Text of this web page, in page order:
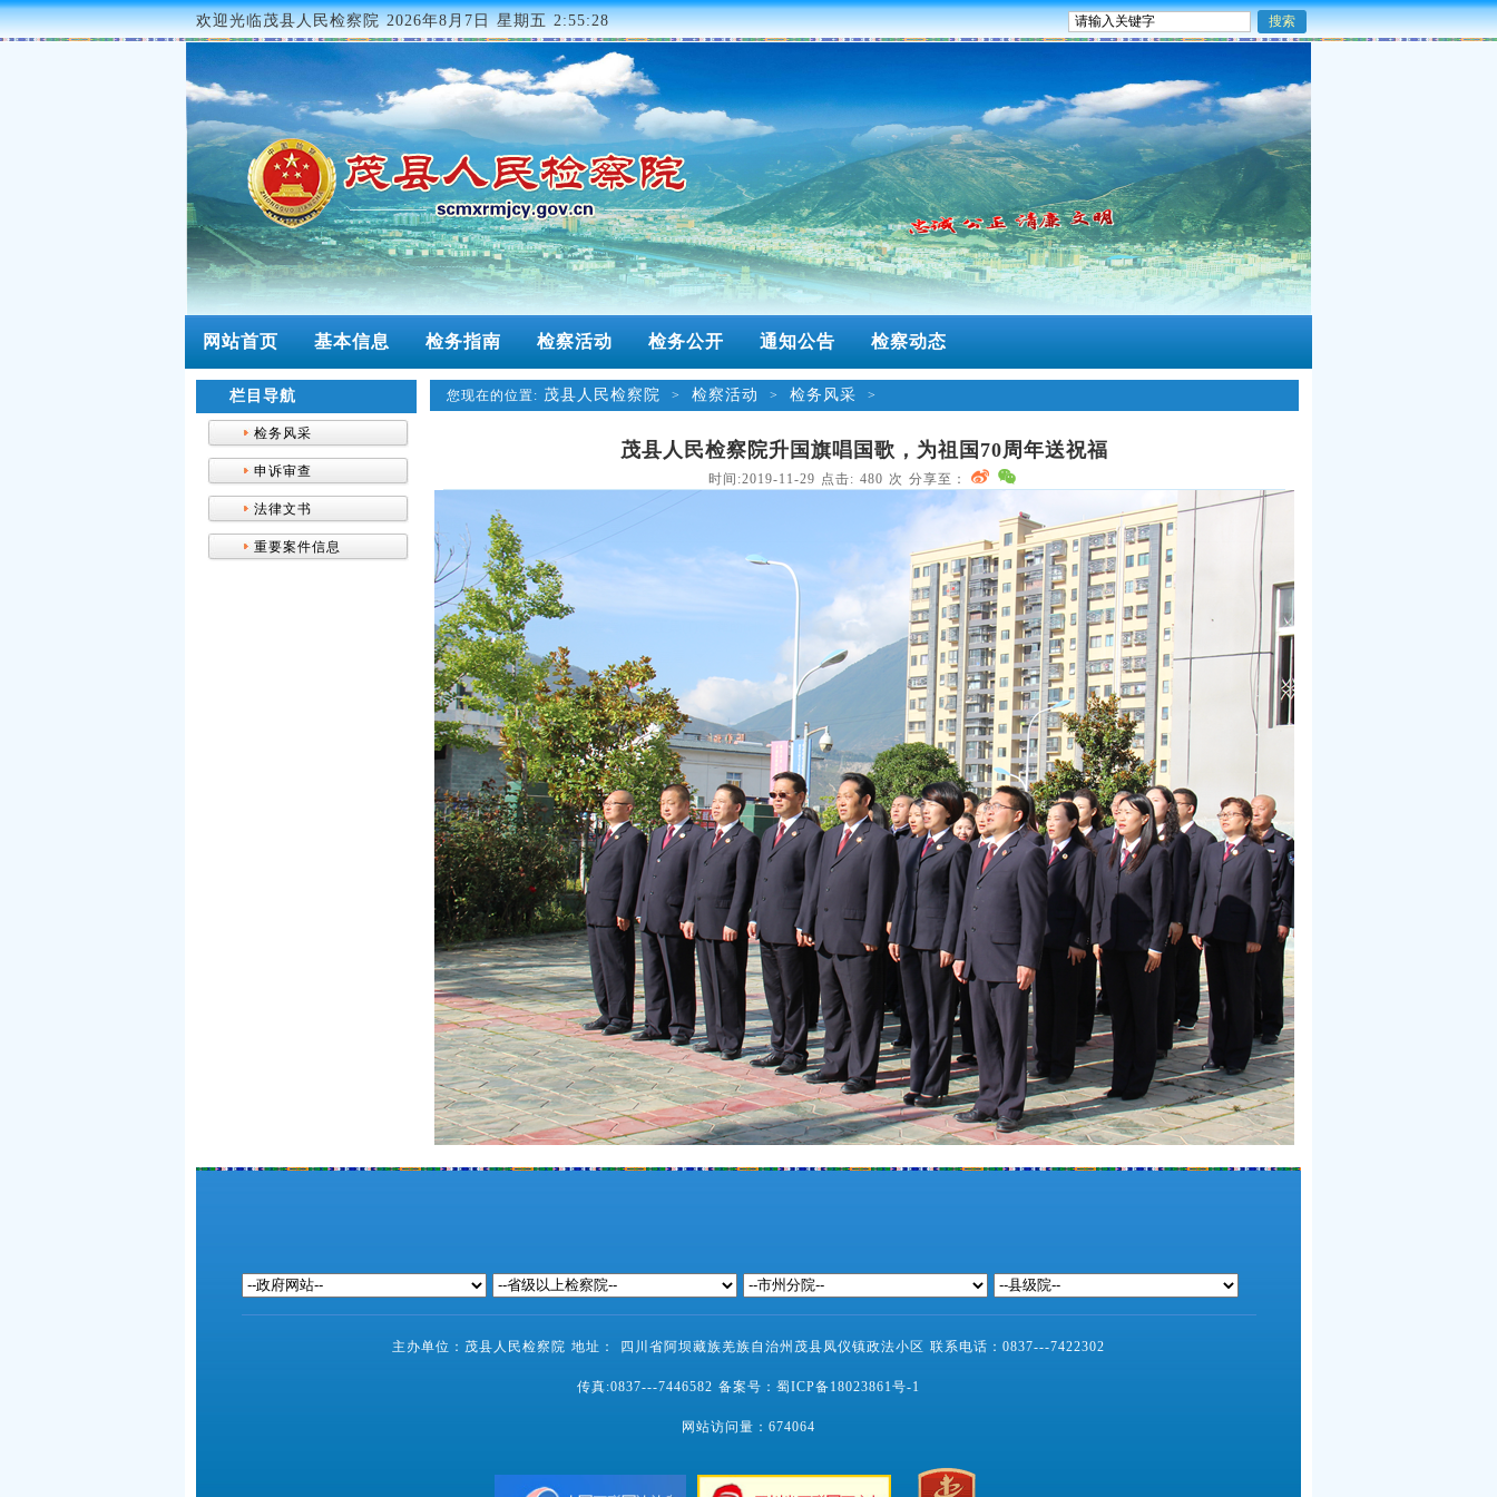
欢迎光临茂县人民检察院2026年8月7日 星期五 2:55:28
网站首页 基本信息 检务指南 检察活动 检务公开 通知公告 检察动态
栏目导航
检务风采
申诉审查
法律文书
重要案件信息
您现在的位置: 茂县人民检察院 > 检察活动 > 检务风采 >
茂县人民检察院升国旗唱国歌，为祖国70周年送祝福
时间:2019-11-29 点击: 480 次 分享至：
主办单位：茂县人民检察院 地址： 四川省阿坝藏族羌族自治州茂县凤仪镇政法小区 联系电话：0837---7422302
传真:0837---7446582 备案号： 蜀ICP备18023861号-1
网站访问量： 674064